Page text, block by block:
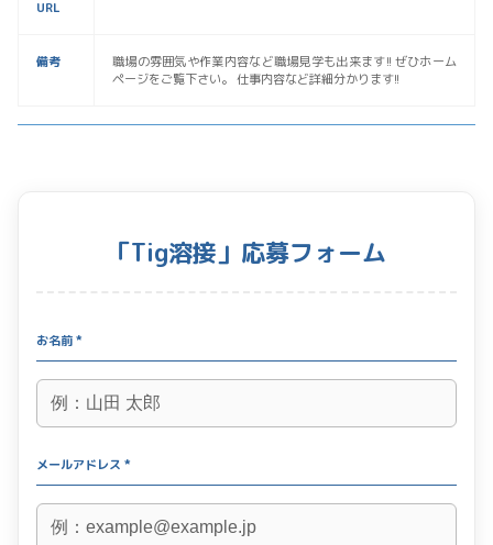
URL
備考
職場の雰囲気や作業内容など職場見学も出来ます!! ぜひホーム
ページをご覧下さい。 仕事内容など詳細分かります!!
「Tig溶接」応募フォーム
お名前 *
メールアドレス *